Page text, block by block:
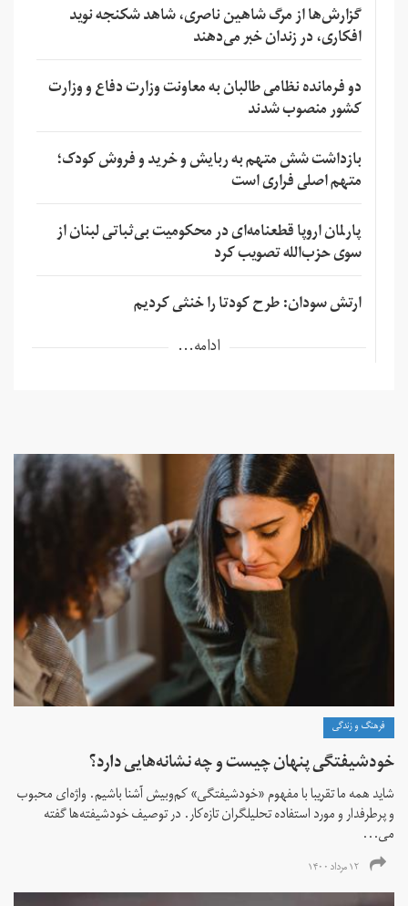
گزارش‌ها از مرگ شاهین ناصری، شاهد شکنجه نوید
افکاری، در زندان خبر می‌دهند
دو فرمانده نظامی طالبان به معاونت وزارت دفاع و وزارت
کشور منصوب شدند
بازداشت شش متهم به ربایش و خرید و فروش کودک؛
متهم اصلی فراری است
پارلمان اروپا قطعنامه‌ای در محکومیت بی‌ثباتی لبنان از
سوی حزب‌الله تصویب کرد
ارتش سودان: طرح کودتا را خنثی کردیم
ادامه...
فرهنگ و زندگی
خودشیفتگی پنهان چیست و چه نشانه‌هایی دارد؟
شاید همه ما تقریبا با مفهوم «خودشیفتگی» کم‌و‌بیش آشنا باشیم. واژه‌ای محبوب
و پرطرفدار و مورد استفاده تحلیلگران تازه‌کار. در توصیف خودشیفته‌ها گفته
می...
۱۲ مرداد ۱۴۰۰